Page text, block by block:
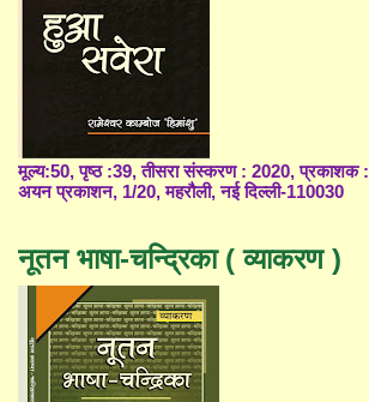
मूल्य:50, पृष्ठ :39, तीसरा संस्करण : 2020, प्रकाशक :
अयन प्रकाशन, 1/20, महरौली, नई दिल्ली-110030
नूतन भाषा-चन्द्रिका ( व्याकरण )